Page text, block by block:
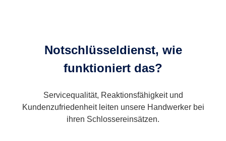
Notschlüsseldienst, wie
funktioniert das?
Servicequalität, Reaktionsfähigkeit und
Kundenzufriedenheit leiten unsere Handwerker bei
ihren Schlossereinsätzen.